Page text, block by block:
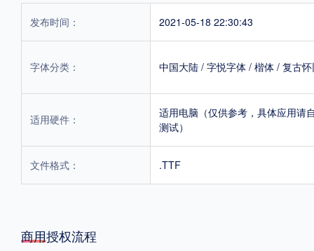
发布时间： 2021-05-18 22:30:43
字体分类： 中国大陆 / 字悦字体 / 楷体 / 复古
适用硬件：
适用电脑（仅供参考，具体应用请
测试）
文件格式： .TTF
商用授权流程